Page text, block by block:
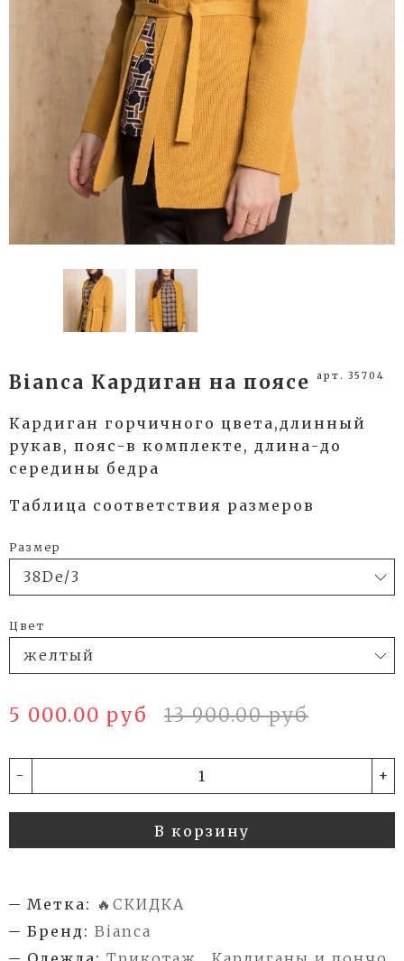
Bianca Кардиган на поясе арт. 35704
Кардиган горчичного цвета,длинный
рукав, пояс-в комплекте, длина-до
середины бедра
Таблица соответствия размеров
Размер
Цвет
5 000.00 руб 13 900.00 руб
- +
В корзину
Метка: 🔥СКИДКА
Бренд: Bianca